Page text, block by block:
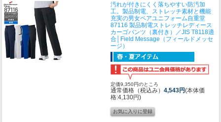
汚れが付きにくく落ちやすい防汚加
工。製品制電、ストレッチ素材と機能
充実の男女ペアユニフォーム自重堂
87116 製品制電ストレッチレディース
カーゴパンツ（裏付き）／JIS T8118適
合│Field Message（フィールドメッセ
ージ）
定価9,350円のところ
通常価格（税込み） 4,543円(本体価
格:4,130円)